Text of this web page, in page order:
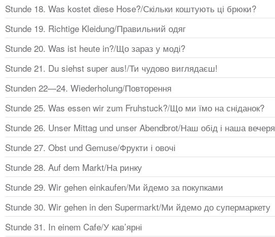
Stunde 18. Was kostet diese Hose?/Скільки коштують ці брюки?
Stunde 19. Richtige Kleidung/Правильний одяг
Stunde 20. Was ist heute in?/Що зараз у моді?
Stunde 21. Du siehst super aus!/Ти чудово виглядаєш!
Stunden 22—24. Wiederholung/Повторення
Stunde 25. Was essen wir zum Fruhstuck?/Що ми їмо на сніданок?
Stunde 26. Unser Mittag und unser Abendbrot/Наш обід і наша вечеря
Stunde 27. Obst und Gemuse/Фрукти і овочі
Stunde 28. Auf dem Markt/На ринку
Stunde 29. Wir gehen einkaufen/Ми йдемо за покупками
Stunde 30. Wir gehen in den Supermarkt/Ми йдемо до супермаркету
Stunde 31. In einem Cafe/У кав’ярні